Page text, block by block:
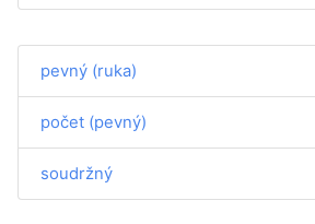
pevný (ruka)
počet (pevný)
soudržný